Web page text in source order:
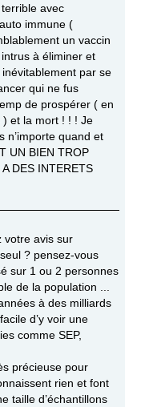
avec
immune (
un vaccin
à éliminer et
par se
qui ne fus
de prospérer ( en
et la mort ! ! ! Je
n’importe quand et
UN BIEN TROP
DES INTERETS
votre avis sur
? pensez-vous
sur 1 ou 2 personnes
de la population ...
à des milliards
d’y voir une
comme SEP,
précieuse pour
rien et font
taille d’échantillons